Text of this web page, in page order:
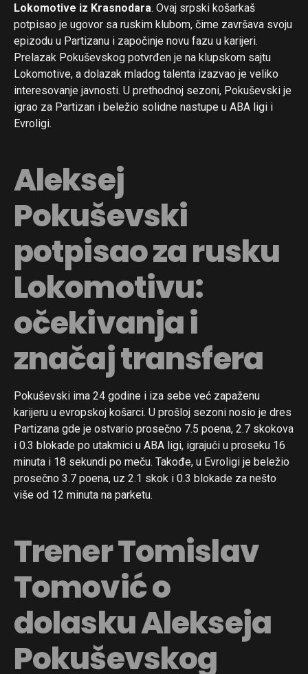
Lokomotive iz Krasnodara. Ovaj srpski košarkaš
potpisao je ugovor sa ruskim klubom, čime završava svoju
epizodu u Partizanu i započinje novu fazu u karijeri.
Prelazak Pokuševskog potvrđen je na klupskom sajtu
Lokomotive, a dolazak mladog talenta izazvao je veliko
interesovanje javnosti. U prethodnoj sezoni, Pokuševski je
igrao za Partizan i beležio solidne nastupe u ABA ligi i
Evroligi.
Aleksej
Pokuševski
potpisao za rusku
Lokomotivu:
očekivanja i
značaj transfera
Pokuševski ima 24 godine i iza sebe već zapaženu
karijeru u evropskoj košarci. U prošloj sezoni nosio je dres
Partizana gde je ostvario prosečno 7.5 poena, 2.7 skokova
i 0.3 blokade po utakmici u ABA ligi, igrajući u proseku 16
minuta i 18 sekundi po meču. Takođe, u Evroligi je beležio
prosečno 3.7 poena, uz 2.1 skok i 0.3 blokade za nešto
više od 12 minuta na parketu.
Trener Tomislav
Tomović o
dolasku Alekseja
Pokuševskog